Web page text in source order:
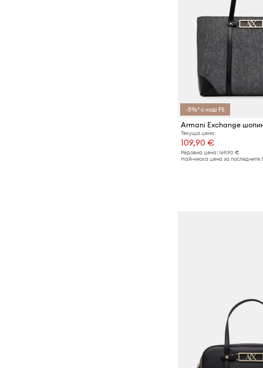
-5%* с код: FS
Текуща цена:
109,90 €
Редовна цена: 169,90 €
Най-ниска цена за последните